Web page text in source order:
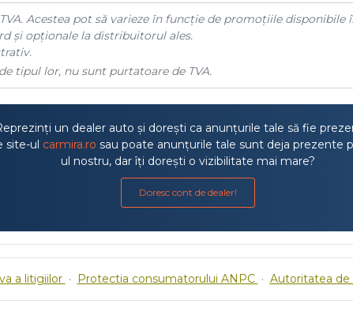
Acestea pot să varieze în funcție de promoțiile
și opționale la distribuitorul ales.
tipul lor, nu sunt purtatoare de TVA.
un dealer auto și dorești ca anunțurile tale să fie
site-ul carmira.ro sau poate anunțurile tale sunt deja prezente
ul nostru, dar îți dorești o vizibilitate mai mare?
Doresc cont de dealer!
a litigiilor · Protectia consumatorului ANPC · Autoritatea de